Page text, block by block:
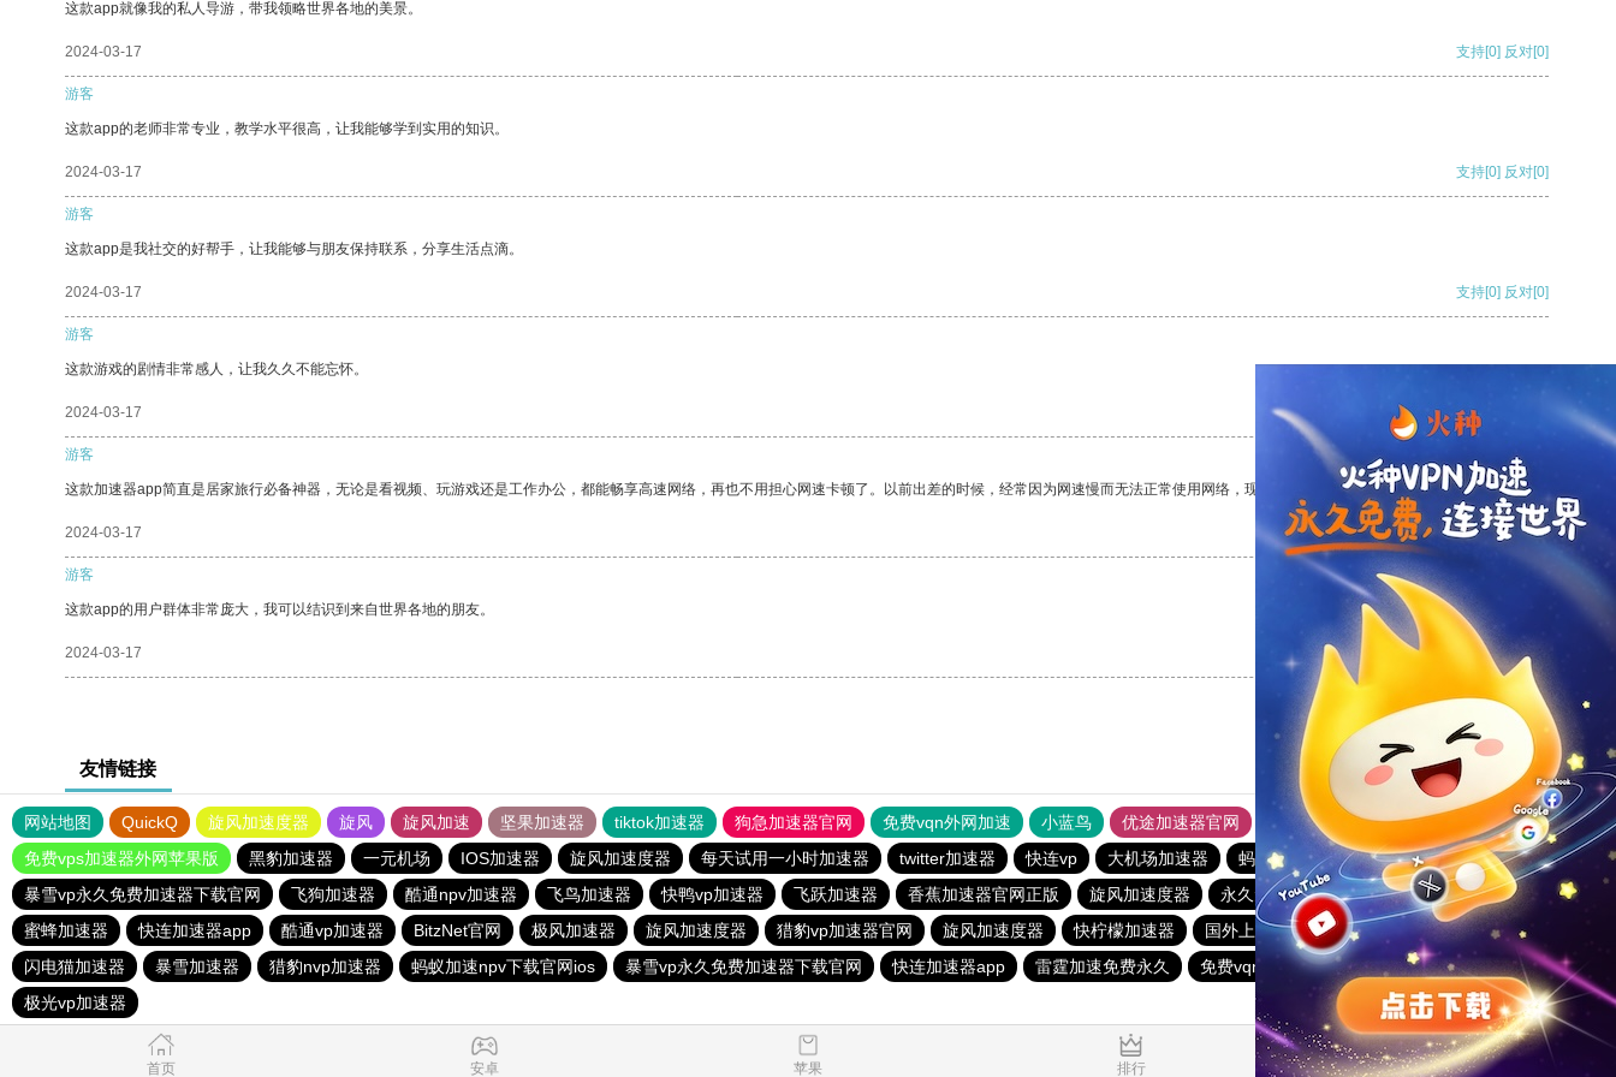
这款app就像我的私人导游，带我领略世界各地的美景。
2024-03-17 支持[0] 反对[0]
游客
这款app的老师非常专业，教学水平很高，让我能够学到实用的知识。
2024-03-17 支持[0] 反对[0]
游客
这款app是我社交的好帮手，让我能够与朋友保持联系，分享生活点滴。
2024-03-17 支持[0] 反对[0]
游客
这款游戏的剧情非常感人，让我久久不能忘怀。
2024-03-17 支持
游客
这款加速器app简直是居家旅行必备神器，无论是看视频、玩游戏还是工作办公，都能畅享高速网络，再也不用担心网速卡顿了。以前出差的时候，经常因为网速慢而无法正常使用网络，现在有了这个app，我再也不用担心了。
2024-03-17 支持[0] 反对[0]
游客
这款app的用户群体非常庞大，我可以结识到来自世界各地的朋友。
2024-03-17 支持[0] 反对[0]
友情链接
网站地图 QuickQ 旋风加速度器 旋风 旋风加速 坚果加速器 tiktok加速器 狗急加速器官网 免费vqn外网加速 小蓝鸟 优途加速器官网 风驰加速器 旋风加速器
八戒看书
免费vps加速器外网苹果版
黑豹加速器 一元机场 IOS加速器 旋风加速度器 每天试用一小时加速器 twitter加速器 快连vp 大机场加速器
蚂蚁vp加速器官网
暴雪vp永久免费加速器下载官网
飞狗加速器 酷通npv加速器 飞鸟加速器 快鸭vp加速器 飞跃加速器 香蕉加速器官网正版 旋风加速度器 永久免费vqn加速外网
蓝鲸加速器
蜜蜂加速器
快连加速器app 酷通vp加速器 BitzNet官网 极风加速器 旋风加速度器 猎豹vp加速器官网 旋风加速度器 快柠檬加速器 国外上网加速器 一元机场
旋风加速度器
闪电猫加速器
暴雪加速器 猎豹nvp加速器 蚂蚁加速npv下载官网ios 暴雪vp永久免费加速器下载官网 快连加速器app 雷霆加速免费永久 免费vqn外网 hammer加速器
飞鱼加速器
极光vp加速器
首页 安卓 苹果 排行 推荐